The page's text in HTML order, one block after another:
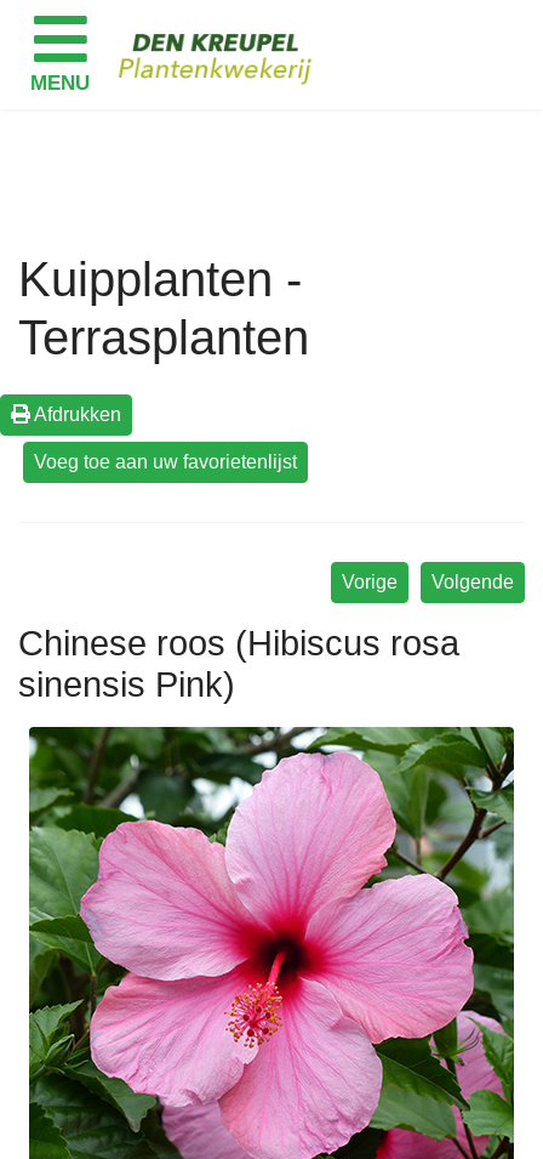
Kuipplanten -
Terrasplanten
Afdrukken
Volgende
Vorige
Chinese roos (Hibiscus rosa
sinensis Pink)